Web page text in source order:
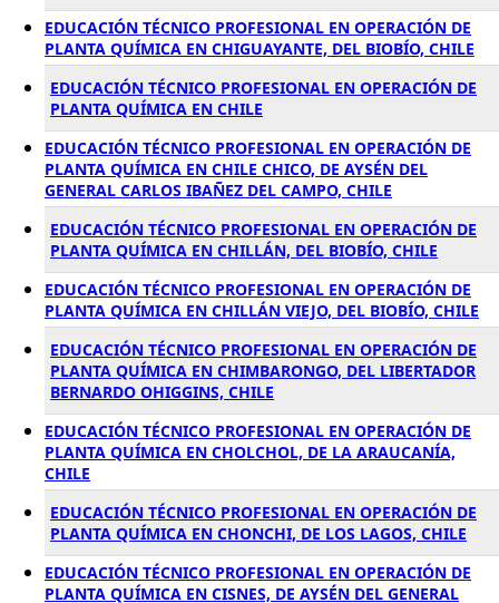
EDUCACIÓN TÉCNICO PROFESIONAL EN OPERACIÓN DE
PLANTA QUÍMICA EN CHIGUAYANTE, DEL BIOBÍO, CHILE
EDUCACIÓN TÉCNICO PROFESIONAL EN OPERACIÓN DE
PLANTA QUÍMICA EN CHILE
EDUCACIÓN TÉCNICO PROFESIONAL EN OPERACIÓN DE
PLANTA QUÍMICA EN CHILE CHICO, DE AYSÉN DEL
GENERAL CARLOS IBAÑEZ DEL CAMPO, CHILE
EDUCACIÓN TÉCNICO PROFESIONAL EN OPERACIÓN DE
PLANTA QUÍMICA EN CHILLÁN, DEL BIOBÍO, CHILE
EDUCACIÓN TÉCNICO PROFESIONAL EN OPERACIÓN DE
PLANTA QUÍMICA EN CHILLÁN VIEJO, DEL BIOBÍO, CHILE
EDUCACIÓN TÉCNICO PROFESIONAL EN OPERACIÓN DE
PLANTA QUÍMICA EN CHIMBARONGO, DEL LIBERTADOR
BERNARDO OHIGGINS, CHILE
EDUCACIÓN TÉCNICO PROFESIONAL EN OPERACIÓN DE
PLANTA QUÍMICA EN CHOLCHOL, DE LA ARAUCANÍA,
CHILE
EDUCACIÓN TÉCNICO PROFESIONAL EN OPERACIÓN DE
PLANTA QUÍMICA EN CHONCHI, DE LOS LAGOS, CHILE
EDUCACIÓN TÉCNICO PROFESIONAL EN OPERACIÓN DE
PLANTA QUÍMICA EN CISNES, DE AYSÉN DEL GENERAL